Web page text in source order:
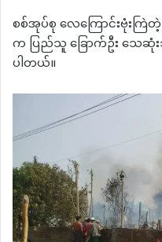
စစ်အုပ်စု လေကြောင်းဗုံးက
က ပြည်သူ ခြောက်ဦး သေဆုံး
ပါတယ်။